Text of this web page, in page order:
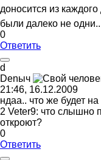
доносится из
были далеко не
0
Ответить
d
Denыч
21:46, 16.12.2009
ндаа.. что же будет
2 Veter9: что слышно
откроют?
0
Ответить